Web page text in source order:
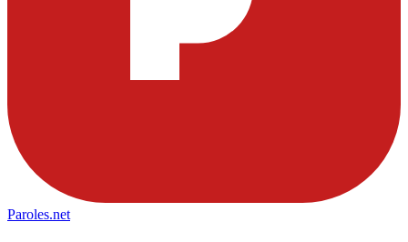
Paroles.net